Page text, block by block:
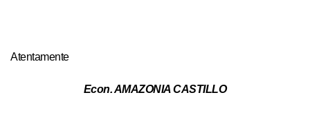
Atentamente
Econ. AMAZONIA CASTILLO